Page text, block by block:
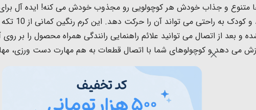
متنوع و جذاب خودش هر کوچولویی رو مجذوب خودش می کنه! ایده آل برای
دارای
درج شده و بعد از اتصال می توانید علائم راهنمایی رانندگی همراه محصول را
آموزش می دهد و کوچولوهای شما با اتصال قطعات به هم مهارت دست